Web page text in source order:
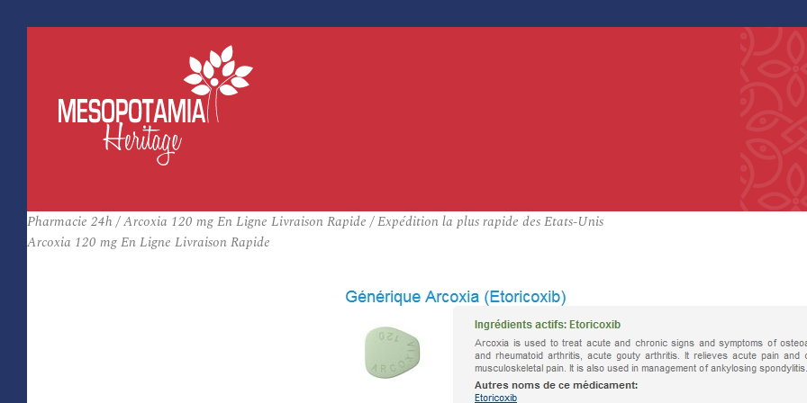
Pharmacie 24h / Arcoxia 120 mg En Ligne Livraison Rapide / Expédition la plus rapide des Etats-Unis
Arcoxia 120 mg En Ligne Livraison Rapide